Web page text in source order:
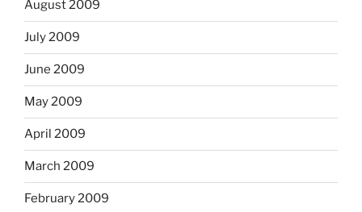
August 2009
July 2009
June 2009
May 2009
April 2009
March 2009
February 2009